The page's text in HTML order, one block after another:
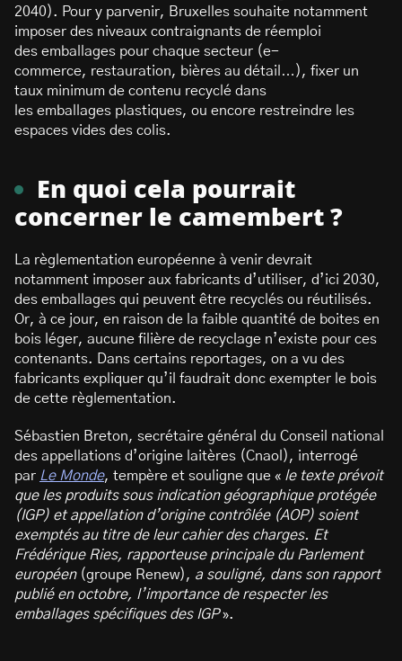
2040). Pour y parvenir, Bruxelles souhaite notamment
imposer des niveaux contraignants de réemploi
des emballages pour chaque secteur (e-
commerce, restauration, bières au détail…), fixer un
taux minimum de contenu recyclé dans
les emballages plastiques, ou encore restreindre les
espaces vides des colis.
En quoi cela pourrait
concerner le camembert ?
La règlementation européenne à venir devrait
notamment imposer aux fabricants d’utiliser, d’ici 2030,
des emballages qui peuvent être recyclés ou réutilisés.
Or, à ce jour, en raison de la faible quantité de boites en
bois léger, aucune filière de recyclage n’existe pour ces
contenants. Dans certains reportages, on a vu des
fabricants expliquer qu’il faudrait donc exempter le bois
de cette règlementation.
Sébastien Breton, secrétaire général du Conseil national
des appellations d’origine laitères (Cnaol), interrogé
par Le Monde, tempère et souligne que « le texte prévoit
que les produits sous indication géographique protégée
(IGP) et appellation d’origine contrôlée (AOP) soient
exemptés au titre de leur cahier des charges. Et
Frédérique Ries, rapporteuse principale du Parlement
européen(groupe Renew), a souligné, dans son rapport
publié en octobre, l’importance de respecter les
emballages spécifiques des IGP».